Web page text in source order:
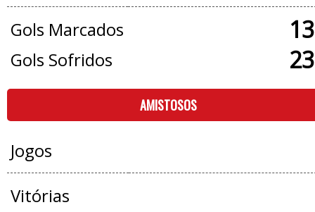
Gols Marcados
Gols Sofridos
AMISTOSOS
Jogos
Vitórias